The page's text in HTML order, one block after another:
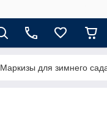
Маркизы для зимнего